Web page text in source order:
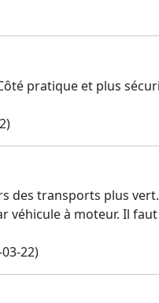
pratique et plus
des transports plus
véhicule à moteur. Il
22)